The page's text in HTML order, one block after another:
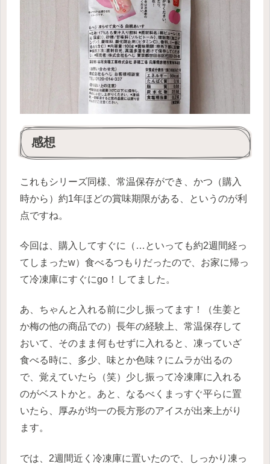
感想
これもシリーズ同様、常温保存ができ、かつ（購入
時から）約1年ほどの賞味期限がある、というのが利
点ですね。
今回は、購入してすぐに（…といっても約2週間経っ
てしまったw）食べるつもりだったので、お家に帰っ
て冷凍庫にすぐにgo！してました。
あ、ちゃんと入れる前に少し振ってます！（生姜と
か梅の他の商品での）長年の経験上、常温保存して
おいて、そのまま何もせずに入れると、凍っていざ
食べる時に、多少、味とか色味？にムラが出るの
で、覚えていたら（笑）少し振って冷凍庫に入れる
のがベストかと。あと、なるべくまっすぐ平らに置
いたら、厚みが均一の長方形のアイスが出来上がり
ます。
では、2週間近く冷凍庫に置いたので、しっかり凍っ